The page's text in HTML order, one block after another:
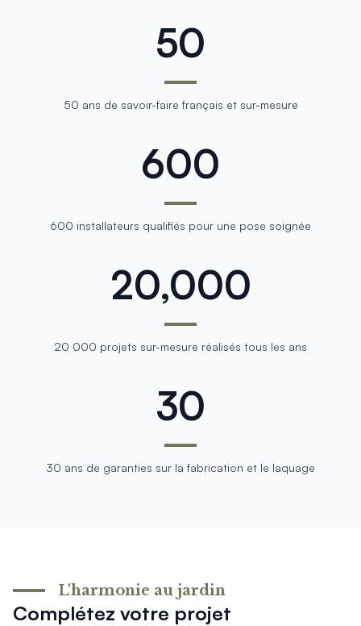
50
50 ans de savoir-faire français et sur-mesure
600
600 installateurs qualifiés pour une pose soignée
20,000
20 000 projets sur-mesure réalisés tous les ans
30
30 ans de garanties sur la fabrication et le laquage
Complétez votre projet
L'harmonie au jardin